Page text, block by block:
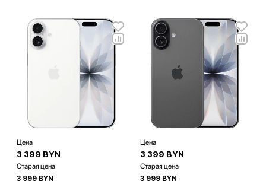
Цена
3 399 BYN
Старая цена
3 999 BYN
Цена
3 399 BYN
Старая цена
3 999 BYN